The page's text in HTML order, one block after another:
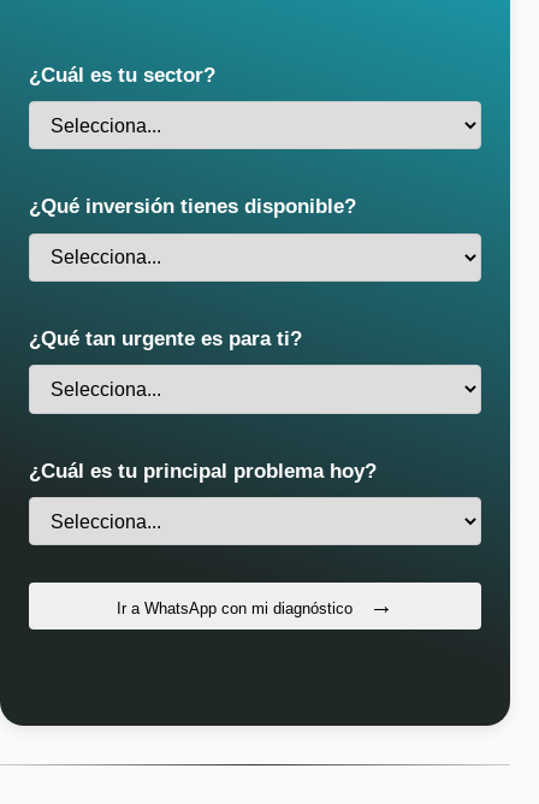
¿Cuál es tu sector?
¿Qué inversión tienes disponible?
¿Qué tan urgente es para ti?
¿Cuál es tu principal problema hoy?
Ir a WhatsApp con mi diagnóstico